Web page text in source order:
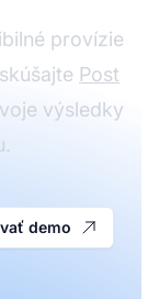
provízie
Post
výsledky
demo